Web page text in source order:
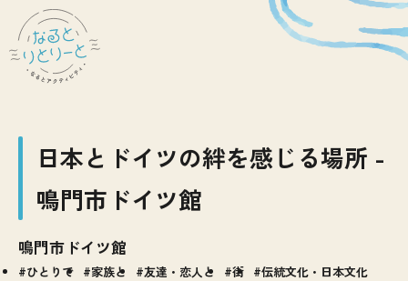
日本とドイツの絆を感じる場所 -
鳴門市ドイツ館
鳴門市ドイツ館
ひとりで 家族と 友達・恋人と 街 伝統文化・日本文化